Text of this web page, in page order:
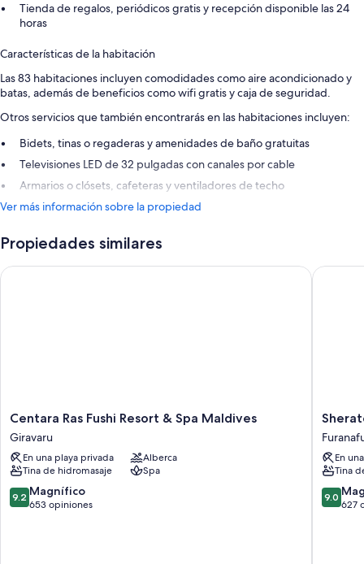
Tienda de regalos, periódicos gratis y recepción disponible las 24
horas
Características de la habitación
Las 83 habitaciones incluyen comodidades como aire acondicionado y
batas, además de beneficios como wifi gratis y caja de seguridad.
Otros servicios que también encontrarás en las habitaciones incluyen:
Bidets, tinas o regaderas y amenidades de baño gratuitas
Televisiones LED de 32 pulgadas con canales por cable
Armarios o clósets, cafeteras y ventiladores de techo
Ver más información sobre la propiedad
Propiedades similares
Centara
Ras
Fushi
Resort
&
Spa
Maldives
Centara Ras Fushi Resort & Spa Maldives
Giravaru
En una playa privada
Alberca
Tina de hidromasaje
Spa
9.2
de
9.2 Magnífico
653 opiniones
Centara Ras Fushi Resort & Spa Maldives
Full
Moon
Resort
&
Spa
En
Tina
9.0
de
9.0
627